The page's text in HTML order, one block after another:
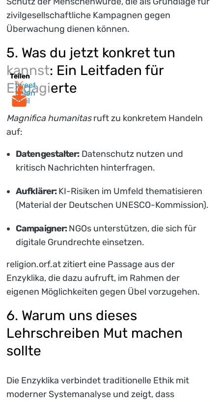
Teilen
tweet
teilen
mail
zivilgesellschaftliche Kampagnen gegen
Überwachung dienen können.
5. Was du jetzt konkret tun
kannst: Ein Leitfaden für
Engagierte
Magnifica humanitasruft zu konkretem Handeln
auf:
Datengestalter:Datenschutz nutzen und
kritisch Nachrichten hinterfragen.
Aufklärer:KI-Risiken im Umfeld thematisieren
(Material der Deutschen UNESCO-Kommission).
Campaigner:NGOs unterstützen, die sich für
digitale Grundrechte einsetzen.
religion.orf.at zitiert eine Passage aus der
Enzyklika, die dazu aufruft, im Rahmen der
eigenen Möglichkeiten gegen Übel vorzugehen.
6. Warum uns dieses
Lehrschreiben Mut machen
sollte
Die Enzyklika verbindet traditionelle Ethik mit
moderner Systemanalyse und zeigt, dass